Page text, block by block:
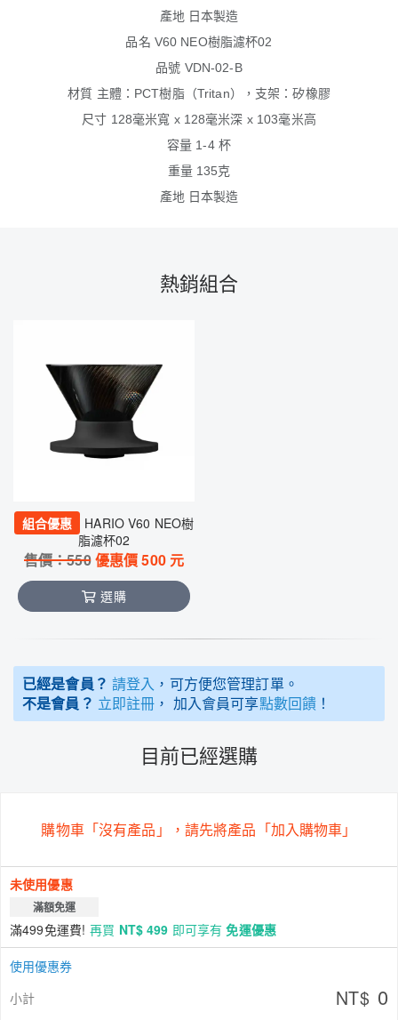
產地 日本製造
品名 V60 NEO樹脂濾杯02
品號 VDN-02-B
材質 主體：PCT樹脂（Tritan），支架：矽橡膠
尺寸 128毫米寬 x 128毫米深 x 103毫米高
容量 1-4 杯
重量 135克
產地 日本製造
熱銷組合
組合優惠
HARIO V60 NEO樹
脂濾杯02
售價：550優惠價500元
選購
已經是會員？ 請登入 ，可方便您管理訂單。
不是會員？ 立即註冊 ， 加入會員可享點數回饋！
目前已經選購
購物車「沒有產品」，請先將產品「加入購物車」
未使用優惠
滿額免運
滿499免運費! 再買 NT$ 499 即可享有免運優惠
使用優惠券
小計
NT$ 0